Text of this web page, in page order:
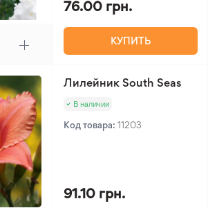
76.00 грн.
КУПИТЬ
Лилейник South Seas
В наличии
Код товара: 11203
91.10 грн.